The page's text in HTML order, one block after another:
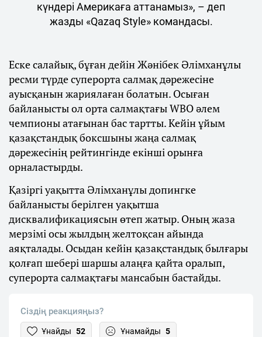
күндері Америкаға аттанамыз», – деп
жазды «Qazaq Style» командасы.
Еске салайық, бұған дейін Жәнібек Әлімханұлы
ресми түрде суперорта салмақ дәрежесіне
ауысқанын жариялаған болатын. Осыған
байланысты ол орта салмақтағы WBO әлем
чемпионы атағынан бас тартты. Кейін ұйым
қазақстандық боксшыны жаңа салмақ
дәрежесінің рейтингінде екінші орынға
орналастырды.
Қазіргі уақытта Әлімханұлы допингке
байланысты берілген уақытша
дисквалификациясын өтеп жатыр. Оның жаза
мерзімі осы жылдың желтоқсан айында
аяқталады. Осыдан кейін қазақстандық былғары
қолғап шебері шаршы алаңға қайта оралып,
суперорта салмақтағы мансабын бастайды.
Сіздің реакцияңыз?
Ұнайды 52 Ұнамайды 5